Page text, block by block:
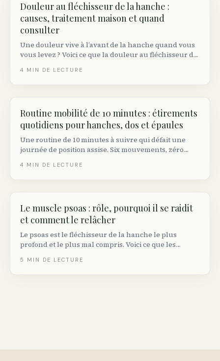
Douleur au fléchisseur de la hanche :
causes, traitement maison et quand
consulter
Une douleur vive à l’avant de la hanche quand vous
vous levez ? Voici ce que la douleur au fléchisseur de
qui fonctionnent et les signaux d’alarme.
4 MIN DE LECTURE
Routine mobilité de 10 minutes : étirements
quotidiens pour hanches, dos et épaules
Une routine de 10 minutes à suivre qui défait une
journée de position assise. Six mouvements, zéro
chambre d’hôtel n’importe où au Canada.
4 MIN DE LECTURE
Le muscle psoas : rôle, pourquoi il se raidit
et comment le relâcher
Le psoas est le fléchisseur de la hanche le plus
profond et le plus mal compris. Voici ce que les
raidit chez les travailleurs de bureau et comment le
5 MIN DE LECTURE